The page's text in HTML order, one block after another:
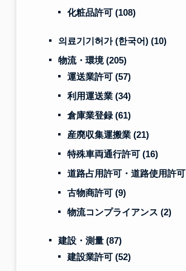
化粧品許可 (108)
의료기기허가 (한국어) (10)
物流・環境(205)
運送業許可 (57)
利用運送業 (34)
倉庫業登録(61)
産廃収集運搬業 (21)
特殊車両通行許可 (16)
道路占用許可・道路使用許可
古物商許可 (9)
物流コンプライアンス (2)
建設・測量 (87)
建設業許可 (52)